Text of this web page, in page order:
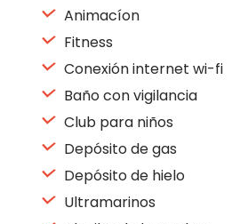
Animacíon
Fitness
Conexión internet wi-fi
Baño con vigilancia
Club para niños
Depósito de gas
Depósito de hielo
Ultramarinos